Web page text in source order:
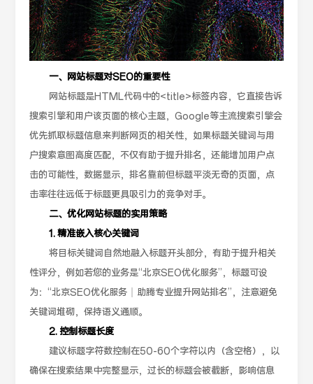
一、网站标题对SEO的重要性
网站标题是HTML代码中的<title>标签内容，它直接告诉
搜索引擎和用户该页面的核心主题，Google等主流搜索引擎会
优先抓取标题信息来判断网页的相关性，如果标题关键词与用
户搜索意图高度匹配，不仅有助于提升排名，还能增加用户点
击的可能性，数据显示，排名靠前但标题平淡无奇的页面，点
击率往往远低于标题更具吸引力的竞争对手。
二、优化网站标题的实用策略
1. 精准嵌入核心关键词
将目标关键词自然地融入标题开头部分，有助于提升相关
性评分，例如若您的业务是“北京SEO优化服务”，标题可设
为：“北京SEO优化服务｜助腾专业提升网站排名”，注意避免
关键词堆砌，保持语义通顺。
2. 控制标题长度
建议标题字符数控制在50-60个字符以内（含空格），以
确保在搜索结果中完整显示，过长的标题会被截断，影响信息